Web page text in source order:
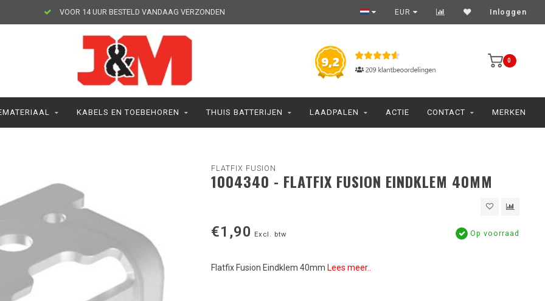
VOOR 14 UUR BESTELD VANDAAG VERZONDEN EUR Inloggen
0
KABELS EN TOEBEHOREN THUIS BATTERIJEN LAADPALEN ACTIE CONTACT MERKEN
FLATFIX FUSION
1004340 - FLATFIX FUSION EINDKLEM 40MM
€1,90 Excl. btw Op voorraad
Flatfix Fusion Eindklem 40mm Lees meer..